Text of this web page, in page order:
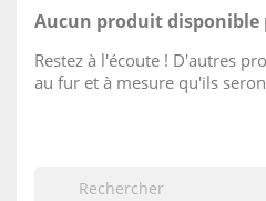
Aucun produit
Restez à l'écoute ! D'autres
au fur et à mesure qu'ils